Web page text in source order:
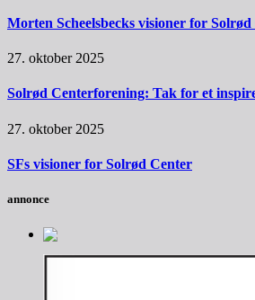
Morten Scheelsbecks visioner for
27. oktober 2025
Solrød Centerforening: Tak for et
27. oktober 2025
SFs visioner for Solrød Center
annonce